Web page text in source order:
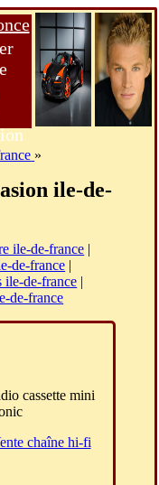
»
ile-de-
ile-de-france |
de-france |
ile-de-france |
de-france
cassette mini
chaîne hi-fi